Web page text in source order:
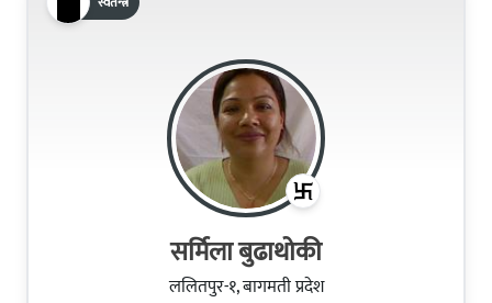
सर्मिला बुढाथोकी
ललितपुर-१, बागमती प्रदेश